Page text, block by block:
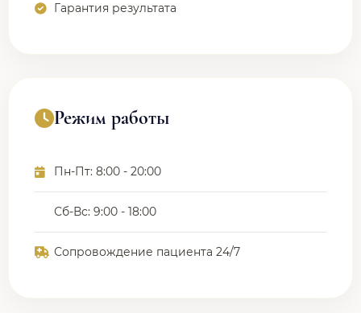
Гарантия результата
Режим работы
Пн-Пт: 8:00 - 20:00
Сб-Вс: 9:00 - 18:00
Сопровождение пациента 24/7